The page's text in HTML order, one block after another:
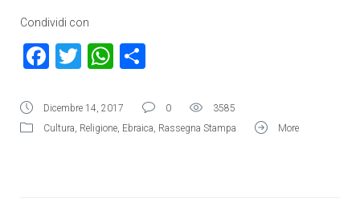
Condividi con
Facebook
TwitterWhatsApp
Dicembre 14, 2017 0
3585
Cultura, Religione, Ebraica, Rassegna Stampa More